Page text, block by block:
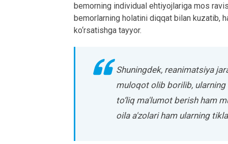
bemorning individual ehtiyojlariga mos
bemorlarning holatini diqqat bilan kuzatib,
ko‘rsatishga tayyor.
Shuningdek, reanimatsiya
muloqot olib borilib, ularning
to‘liq ma'lumot berish ham
oila a'zolari ham ularning